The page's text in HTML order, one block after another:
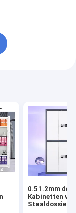
0.51.2mm de
Kabinetten
Staaldossier